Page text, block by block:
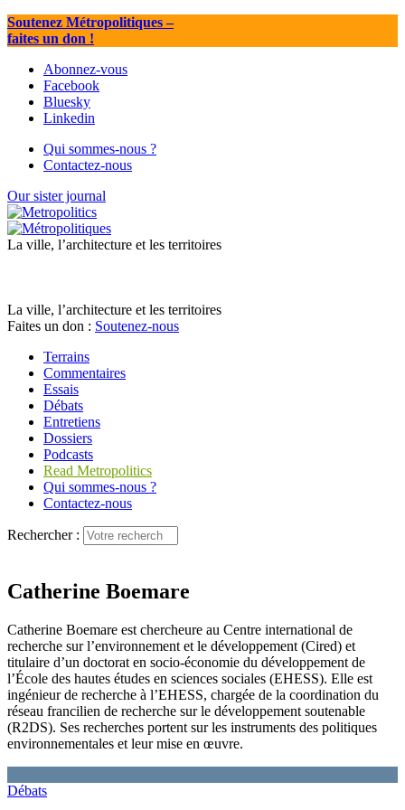
Soutenez Métropolitiques–
faites un don !
Abonnez-vous
Facebook
Bluesky
Linkedin
Qui sommes-nous ?
Contactez-nous
Our sister journal
La ville, l’architecture et les territoires
La ville, l’architecture et les territoires
Faites un don : Soutenez-nous
Terrains
Commentaires
Essais
Débats
Entretiens
Dossiers
Podcasts
Read Metropolitics
Qui sommes-nous ?
Contactez-nous
Rechercher :
Catherine Boemare
Catherine Boemare est chercheure au Centre international de
recherche sur l’environnement et le développement (Cired) et
titulaire d’un doctorat en socio-économie du développement de
l’École des hautes études en sciences sociales (EHESS). Elle est
ingénieur de recherche à l’EHESS, chargée de la coordination du
réseau francilien de recherche sur le développement soutenable
(R2DS). Ses recherches portent sur les instruments des politiques
environnementales et leur mise en œuvre.
Débats